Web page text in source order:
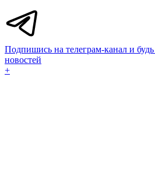
Подпишись на телеграм-канал и
новостей
+